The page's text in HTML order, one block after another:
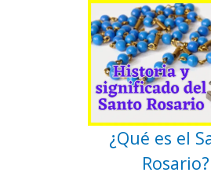
¿Qué es el
Rosario?